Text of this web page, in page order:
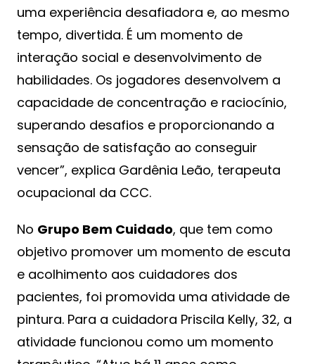
uma experiência desafiadora e, ao mesmo
tempo, divertida. É um momento de
interação social e desenvolvimento de
habilidades. Os jogadores desenvolvem a
capacidade de concentração e raciocínio,
superando desafios e proporcionando a
sensação de satisfação ao conseguir
vencer”, explica Gardênia Leão, terapeuta
ocupacional da CCC.
No Grupo Bem Cuidado, que tem como
objetivo promover um momento de escuta
e acolhimento aos cuidadores dos
pacientes, foi promovida uma atividade de
pintura. Para a cuidadora Priscila Kelly, 32, a
atividade funcionou como um momento